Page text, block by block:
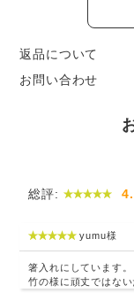
食卓を明るく彩る
合わせるのも一案
返品について
お問い合わせ
総評:
yumu様
箸入れにしています。
竹の様に頑丈ではな